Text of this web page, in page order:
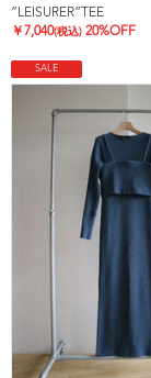
”LEISURER”TEE
￥ 7,040(税込) 20%OFF
SALE